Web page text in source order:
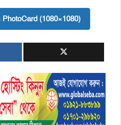
(1080×1080)